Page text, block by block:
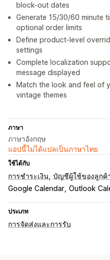
block-out dates
Generate 15/30/60 minute
optional order limits
Define product-level
settings
Complete localization
message displayed
Match the look and feel of
vintage themes
ภาษา
ภาษาอังกฤษ
แอปนี้ไม่ได้แปลเป็นภาษาไทย
ใช้ได้กับ
การชำระเงิน บัญชีผู้ใช้ของลูกค้
Google Calendar Outlook
ประเภท
การจัดส่งและการรับ